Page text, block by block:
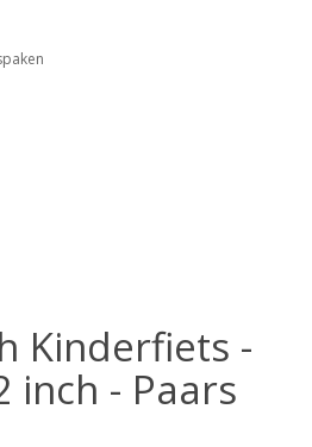
Kinderfiets -
inch - Paars